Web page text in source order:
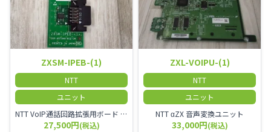
ZXSM-IPEB-(1)
NTT
ユニット
NTT VoIP通話回路拡張用ボード ZXSM－IP内線ボード－「1」
27,500円(税込)
ZXL-VOIPU-(1)
NTT
ユニット
NTT αZX 音声変換ユニット
33,000円(税込)